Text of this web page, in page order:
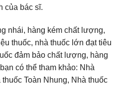
của bác sĩ.
nhái, hàng kém chất lượng,
thuốc, nhà thuốc lớn đạt tiêu
đảm bảo chất lượng, hàng
có thể tham khảo: Nhà
Toàn Nhung, Nhà thuốc